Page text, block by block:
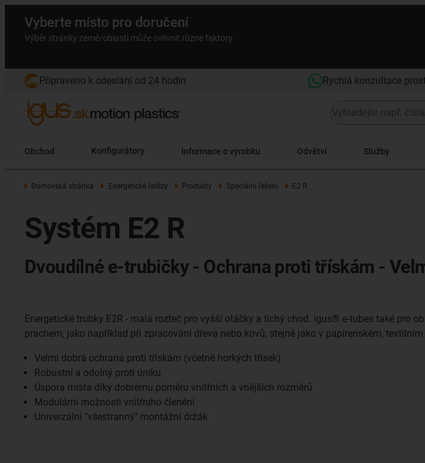
Vyberte místo pro doručení
Výběr stránky země/oblasti může ovlivnit různé faktory
Připraveno k odeslání od 24 hodin Rychlá konzultace
Obchod Konfigurátory Informace o výrobku Odvětví Služby
Domovská stránka Energetické řetězy Produkty Speciální řešení E2 R
Systém E2 R
Dvoudílné e-trubičky - Ochrana proti třískám -
Energetické trubky E2R - malá rozteč pro vyšší otáčky a tichý chod. igus® e-tubes také pro
prachem, jako například při zpracování dřeva nebo kovů, stejně jako v papírenském,
Velmi dobrá ochrana proti třískám (včetně horkých třísek).
Robustní a odolný proti úniku
Úspora místa díky dobrému poměru vnitřních a vnějších rozměrů
Modulární možnosti vnitřního členění
Univerzální "všestranný" montážní držák